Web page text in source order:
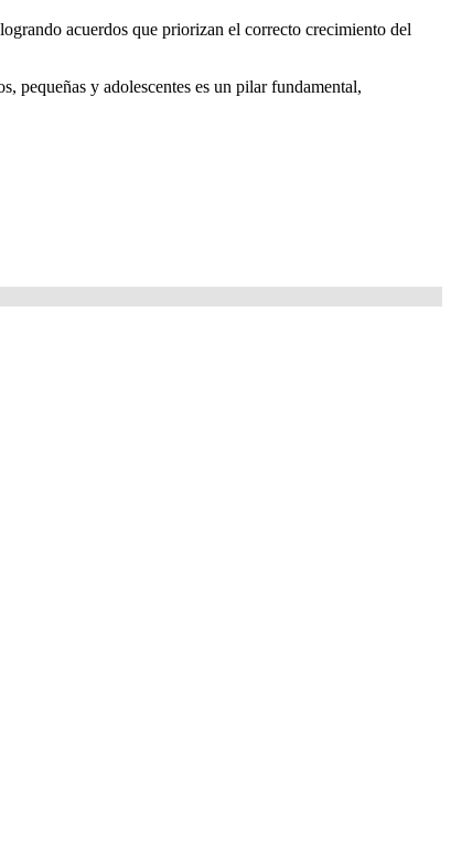
acuerdos que priorizan el correcto crecimiento del
pequeñas y adolescentes es un pilar fundamental,